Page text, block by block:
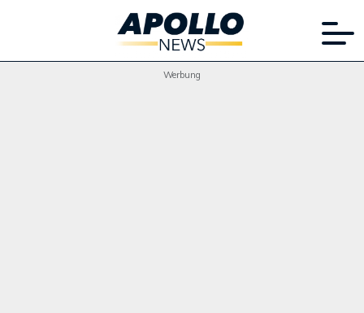
Werbung